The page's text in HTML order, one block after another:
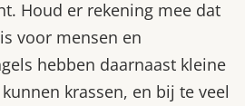
Houd er rekening mee dat
voor mensen en
hebben daarnaast kleine
krassen, en bij te veel